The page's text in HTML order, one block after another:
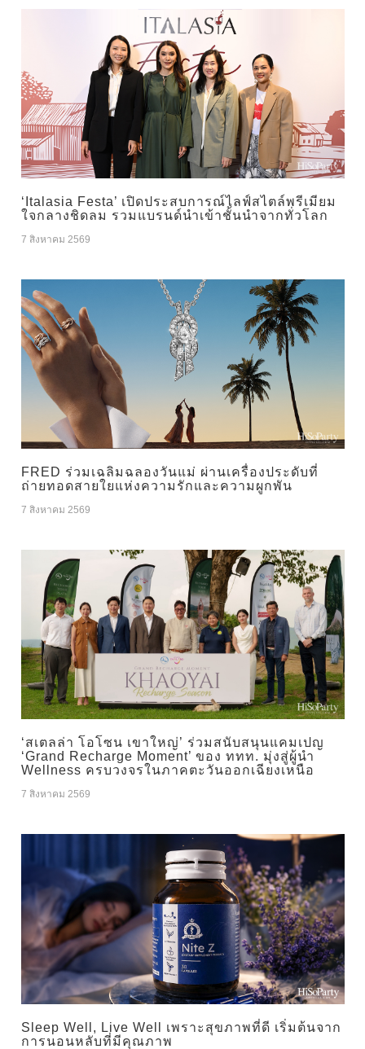
‘Italasia Festa’ เปิดประสบการณ์ไลฟ์สไตล์พรีเมียม
ใจกลางชิดลม รวมแบรนด์นำเข้าชั้นนำจากทั่วโลก
7 สิงหาคม 2569
FRED ร่วมเฉลิมฉลองวันแม่ ผ่านเครื่องประดับที่
ถ่ายทอดสายใยแห่งความรักและความผูกพัน
7 สิงหาคม 2569
‘สเตลล่า โอโซน เขาใหญ่’ ร่วมสนับสนุนแคมเปญ
‘Grand Recharge Moment’ ของ ททท. มุ่งสู่ผู้นำ
Wellness ครบวงจรในภาคตะวันออกเฉียงเหนือ
7 สิงหาคม 2569
Sleep Well, Live Well เพราะสุขภาพที่ดี เริ่มต้นจาก
การนอนหลับที่มีคุณภาพ